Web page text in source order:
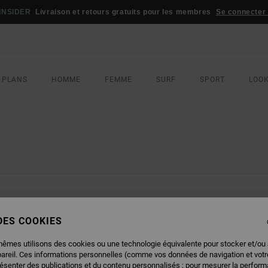
Se connecter / s'inscrire
PLANS HOMME FEMME SURF SPORT
PRODUITS SERONT BIENTÔT DE
COOKIES
utilisons des cookies ou une technologie équivalente pour stocker et/ou
Ces informations personnelles (comme vos données de navigation et
des publications et du contenu personnalisés ; pour mesurer la